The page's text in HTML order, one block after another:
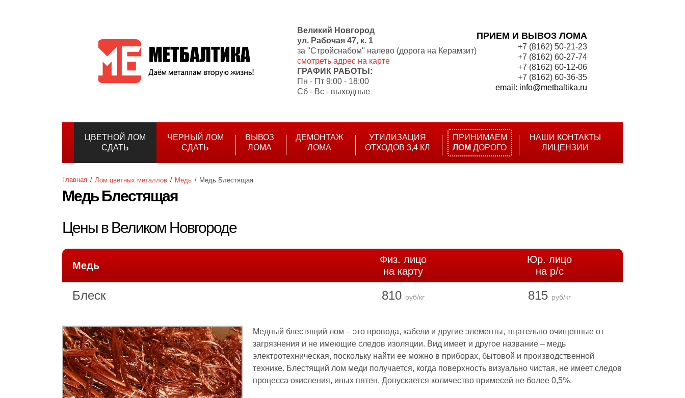
Великий Новгород
ул. Рабочая 47, к. 1
за "Cтройснабом" налево (дорога на Керамзит)
смотреть адрес на карте
ГРАФИК РАБОТЫ:
Пн - Пт 9:00 - 18:00
Сб - Вс - выходные
ПРИЕМ И ВЫВОЗ ЛОМА
+7 (8162) 50-21-23
+7 (8162) 60-27-74
+7 (8162) 60-12-06
+7 (8162) 60-36-35
email: info@metbaltika.ru
ЦВЕТНОЙ ЛОМ
СДАТЬ
ЧЕРНЫЙ ЛОМ
СДАТЬ
ВЫВОЗ
ЛОМА
ДЕМОНТАЖ
ЛОМА
УТИЛИЗАЦИЯ
ОТХОДОВ 3,4 КЛ
ПРИНИМАЕМ
ЛОМ ДОРОГО
НАШИ КОНТАКТЫ
ЛИЦЕНЗИИ
Главная Лом цветных металлов Медь Медь Блестящая
Медь Блестящая
Цены в Великом Новгороде
Медь
Физ. лицо
на карту
Юр. лицо
на р/с
Блеск 810 руб/кг 815 руб/кг
Медный блестящий лом – это провода, кабели и другие элементы, тщательно очищенные от
загрязнения и не имеющие следов изоляции. Вид имеет и другое название – медь
электротехническая, поскольку найти ее можно в приборах, бытовой и производственной
технике. Блестящий лом меди получается, когда поверхность визуально чистая, не имеет следов
процесса окисления, иных пятен. Допускается количество примесей не более 0,5%.